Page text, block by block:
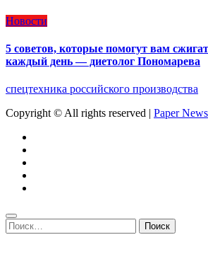
Новости
5 советов, которые помогут вам
каждый день — диетолог Пономарева
спецтехника российского производства
Copyright © All rights reserved
Paper News
Найти: